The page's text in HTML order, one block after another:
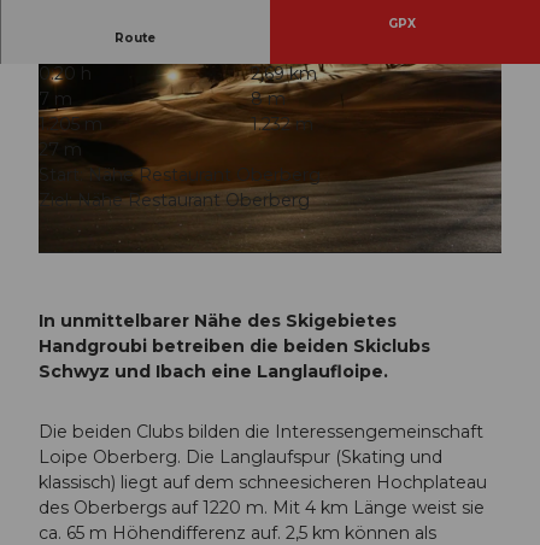
© Schwyz Tourismus | CC-BY
Route
GPX
0:20 h
2,69 km
7 m
8 m
1.205 m
1.232 m
27 m
Start: Nähe Restaurant Oberberg
Ziel: Nähe Restaurant Oberberg
In unmittelbarer Nähe des Skigebietes
Handgroubi betreiben die beiden Skiclubs
Schwyz und Ibach eine Langlaufloipe.
Die beiden Clubs bilden die Interessengemeinschaft
Loipe Oberberg. Die Langlaufspur (Skating und
klassisch) liegt auf dem schneesicheren Hochplateau
des Oberbergs auf 1220 m. Mit 4 km Länge weist sie
ca. 65 m Höhendifferenz auf. 2,5 km können als